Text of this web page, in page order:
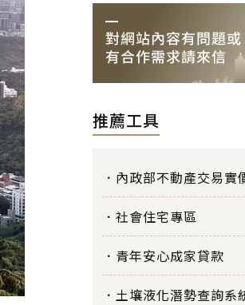
推薦工具
內政部不動產交易實
社會住宅專區
青年安心成家貸款
土壤液化潛勢查詢系